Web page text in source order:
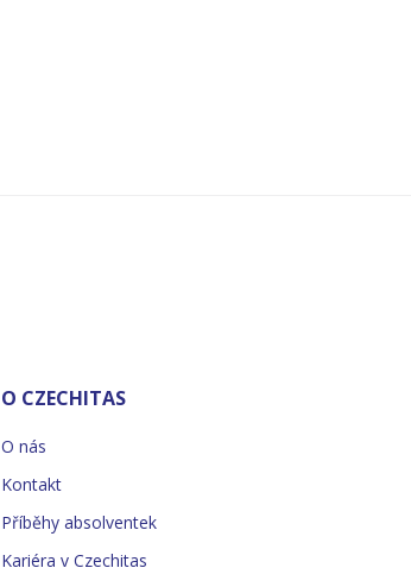
O CZECHITAS
O nás
Kontakt
Příběhy absolventek
Kariéra v Czechitas